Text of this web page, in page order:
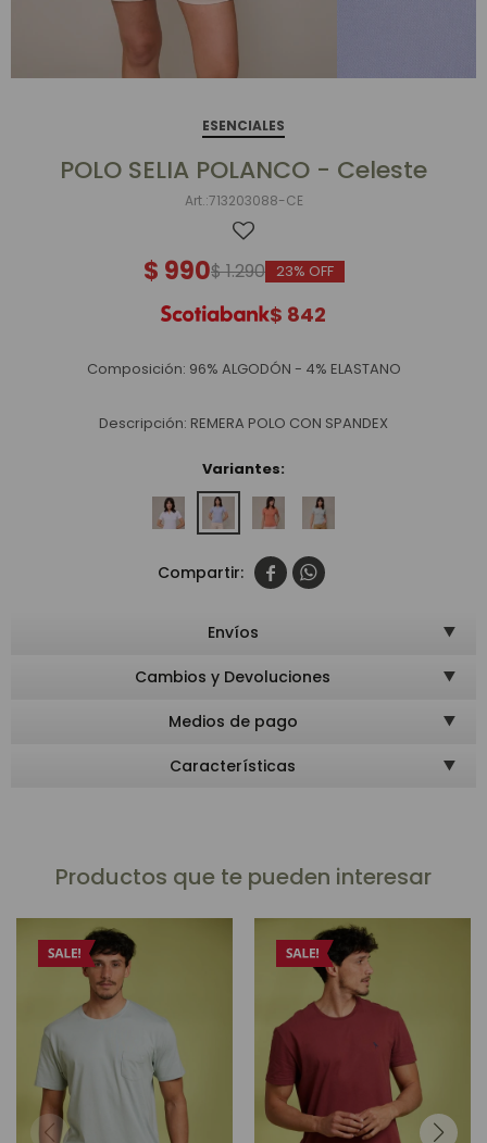
ESENCIALES
POLO SELIA POLANCO - Celeste
713203088-CE
$ 990$1.290 23
$ 842
Composición: 96% ALGODÓN - 4% ELASTANO
Descripción: REMERA POLO CON SPANDEX
Variantes:
 
Envíos
Cambios y Devoluciones
Medios de pago
Características
Productos que te pueden interesar